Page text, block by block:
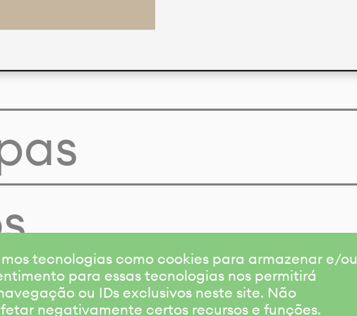
tecnologias como cookies para armazenar e/ou
para essas tecnologias nos permitirá
ou IDs exclusivos neste site. Não
negativamente certos recursos e funções.